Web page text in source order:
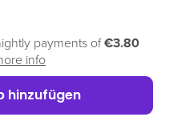
payments of€3.80
info
hinzufügen